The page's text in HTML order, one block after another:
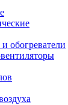
обогреватели